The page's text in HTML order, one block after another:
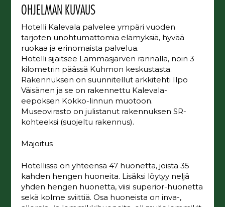
OHJELMAN KUVAUS
Hotelli Kalevala palvelee ympäri vuoden
tarjoten unohtumattomia elämyksiä, hyvää
ruokaa ja erinomaista palvelua.
Hotelli sijaitsee Lammasjärven rannalla, noin 3
kilometrin päässä Kuhmon keskustasta.
Rakennuksen on suunnitellut arkkitehti Ilpo
Väisänen ja se on rakennettu Kalevala-
eepoksen Kokko-linnun muotoon.
Museovirasto on julistanut rakennuksen SR-
kohteeksi (suojeltu rakennus).
Majoitus
Hotellissa on yhteensä 47 huonetta, joista 35
kahden hengen huoneita. Lisäksi löytyy neljä
yhden hengen huonetta, viisi superior-huonetta
sekä kolme sviittiä. Osa huoneista on inva-,